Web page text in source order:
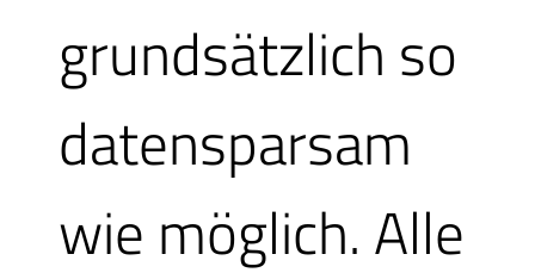
grundsätzlich so
datensparsam
wie möglich. Alle